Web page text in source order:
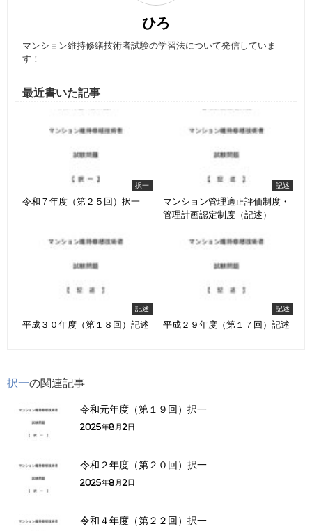
ひろ
マンション維持修繕技術者試験の学習法について発信していま
す！
最近書いた記事
択一
令和７年度（第２５回）択一
記述
マンション管理適正評価制度・
管理計画認定制度（記述）
記述
平成３０年度（第１８回）記述
記述
平成２９年度（第１７回）記述
択一の関連記事
令和元年度（第１９回）択一
2025年8月2日
令和２年度（第２０回）択一
2025年8月2日
令和４年度（第２２回）択一